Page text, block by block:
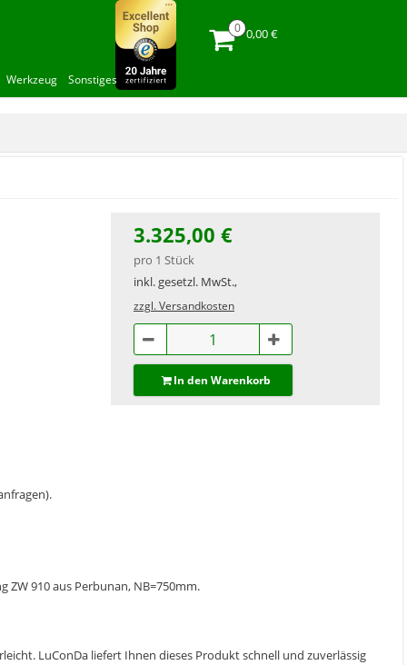
0,00 €
Werkzeug Sonstiges
3.325,00 €
pro 1 Stück
inkl. gesetzl. MwSt.,
zzgl. Versandkosten
In den Warenkorb
ZW 910 aus Perbunan, NB=750mm.
LuConDa liefert Ihnen dieses Produkt schnell und zuverlässig